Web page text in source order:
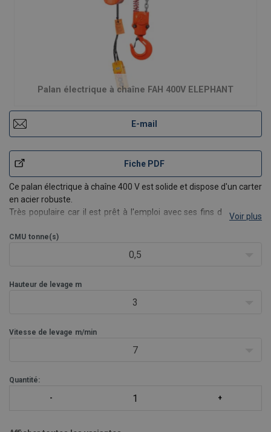
Palan électrique à chaîne FAH 400V ELEPHANT
E-mail
Fiche PDF
Ce palan électrique à chaîne 400 V est solide et dispose d'un carter
en acier robuste.
Très populaire car il est prêt à l'emploi avec ses fins de courses,
vitesse de levage élevés garantissent un fonctionnement
Voir plus
CMU tonne(s)
0,5
Hauteur de levage m
3
Vitesse de levage m/min
7
Quantité: